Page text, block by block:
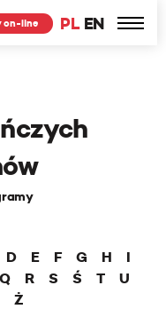
PL EN
on-line
D E F G H
I
Q R S Ś T
U
Ż